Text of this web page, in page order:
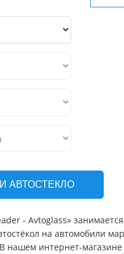
АВТОСТЕКЛО
- Avtoglass»
на автомобили
нашем интернет-магазине